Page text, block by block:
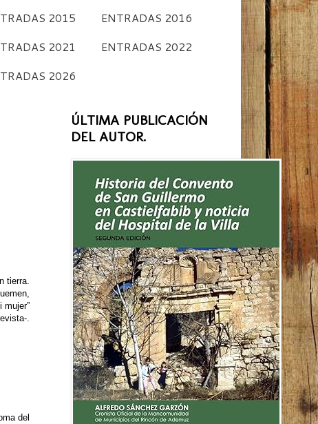
2015
ENTRADAS 2016
2021
ENTRADAS 2022
2026
tierra.
mujer”
.
del
ÚLTIMA PUBLICACIÓN
DEL AUTOR.